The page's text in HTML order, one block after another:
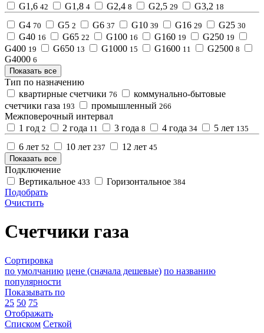
G1,6 42 G1,8 4 G2,4 8 G2,5 29 G3,2 18
G4 70 G5 2 G6 37 G10 39 G16 29 G25 30
G40 16 G65 22 G100 16 G160 19 G250 19
G400 19 G650 13 G1000 15 G1600 11 G2500 8
G4000 6
Показать все
Тип по назначению
квартирные счетчики 76
коммунально-бытовые
счетчики газа 193 промышленный 266
Межповерочный интервал
1 год 2 2 года 11 3 года 8 4 года 34 5 лет 135
6 лет 52 10 лет 237 12 лет 45
Показать все
Подключение
Вертикальное 433 Горизонтальное 384
Подобрать
Очистить
Счетчики газа
Сортировка
по умолчанию цене (сначала дешевые) по названию
популярности
Показывать по
25 50 75
Отображать
Списком Сеткой